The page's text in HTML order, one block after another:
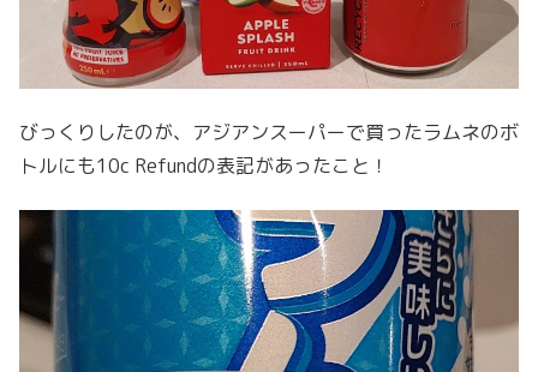
びっくりしたのが、アジアンスーパーで買ったラムネのボ
トルにも10c Refundの表記があったこと！